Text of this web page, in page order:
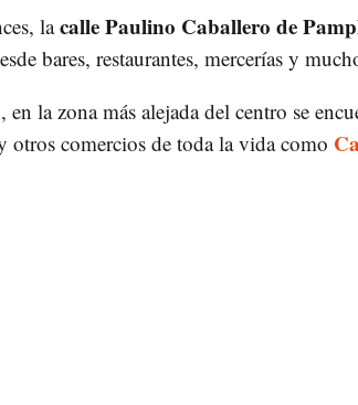
lacalle Paulino Caballero de
bares, restaurantes, mercerías y
en la zona más alejada del centro se
otros comercios de toda la vida como